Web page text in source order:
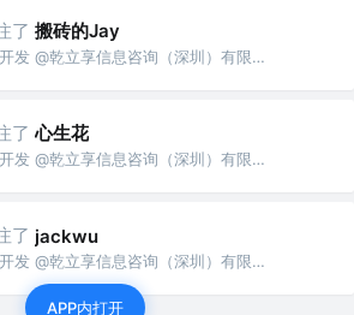
了 搬砖的Jay
高级Android开发 @乾立享信息咨询（深圳）有限公司
了 心生花
高级Android开发 @乾立享信息咨询（深圳）有限公司
了 jackwu
高级Android开发 @乾立享信息咨询（深圳）有限公司
APP内打开